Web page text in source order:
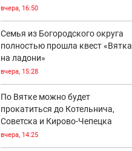
вчера, 16:50
Семья из Богородского округа
полностью прошла квест «Вятка
на ладони»
вчера, 15:28
По Вятке можно будет
прокатиться до Котельнича,
Советска и Кирово-Чепецка
вчера, 14:25